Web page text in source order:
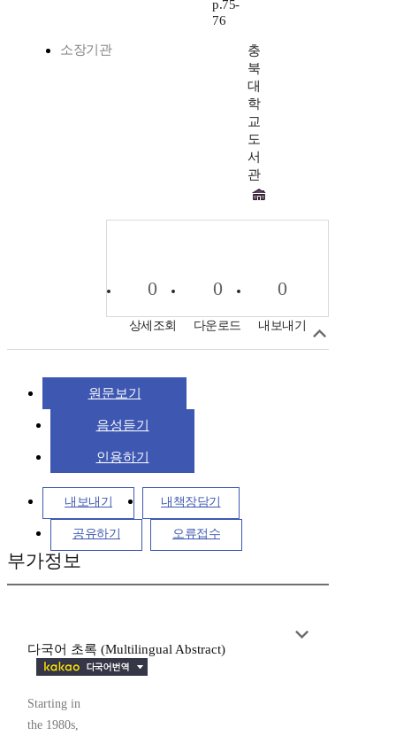
p.75-
76
소장기관
충
북
대
학
교
도
서
관
0
상세조회
0
다운로드
0
내보내기
원문보기
음성듣기
인용하기
내보내기 내책장담기
공유하기 오류접수
부가정보
다국어 초록 (Multilingual Abstract)
Starting in
the 1980s,